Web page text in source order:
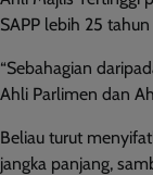
SAPP lebih 25
“Sebahagian
Ahli Parlimen dan
Beliau turut
jangka panjang,